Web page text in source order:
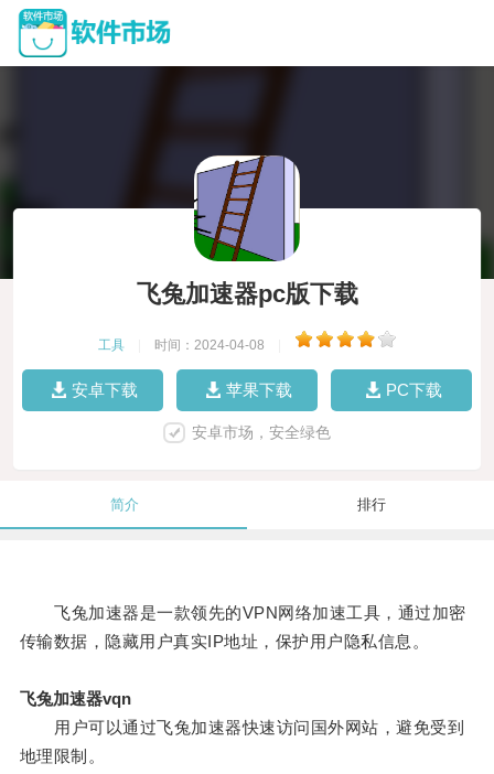
飞兔加速器pc版下载
工具 时间：2024-04-08
安卓下载 苹果下载 PC下载
安卓市场，安全绿色
简介 排行
飞兔加速器是一款领先的VPN网络加速工具，通过加密
传输数据，隐藏用户真实IP地址，保护用户隐私信息。
飞兔加速器vqn
用户可以通过飞兔加速器快速访问国外网站，避免受到
地理限制。